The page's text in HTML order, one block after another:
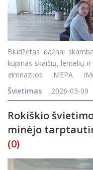
Biudžetas dažnai
kupinas skaičių, lentelių
gimnazijos MEPA
ambasadorės) komanda
kelione – nuo asmeninių
Švietimas 2026-03-09
Rokiškio
minėjo
(0)